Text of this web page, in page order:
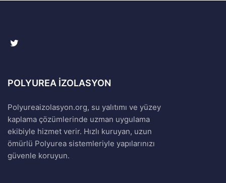
POLYUREA İZOLASYON
Polyureaizolasyon.org, su yalıtımı ve yüzey
kaplama çözümlerinde uzman uygulama
ekibiyle hizmet verir. Hızlı kuruyan, uzun
ömürlü Polyurea sistemleriyle yapılarınızı
güvenle koruyun.